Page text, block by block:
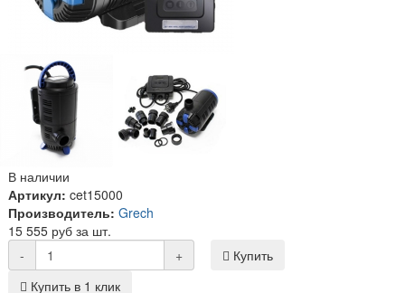
В наличии
Артикул: cet15000
Производитель: Grech
15 555 руб за шт.
-
+
Купить
Купить в 1 клик